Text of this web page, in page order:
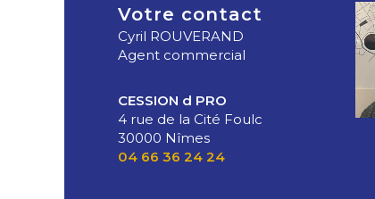
Votre contact
Cyril ROUVERAND
Agent commercial
CESSION d PRO
4 rue de la Cité Foulc
30000 Nîmes
04 66 36 24 24